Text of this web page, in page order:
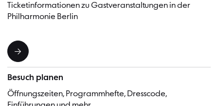
Ticketinformationen zu Gastveranstaltungen in der
Philharmonie Berlin
Besuch planen
Öffnungszeiten, Programmhefte, Dresscode,